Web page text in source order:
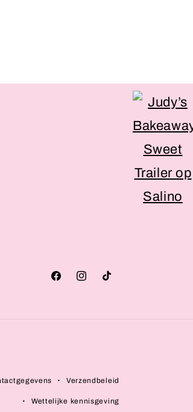
FacebookInstagramTikTok
Verzendbeleid
Wettelijke kennisgeving